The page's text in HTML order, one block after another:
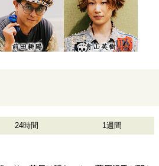
24時間 1週間